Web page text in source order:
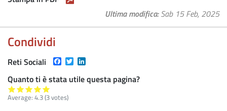
Ultima modifica Sab 15 Feb, 2025
Condividi
Reti Sociali Facebook
Twitter
Quanto ti è stata utile questa pagina?
Average: 4.3(3votes)